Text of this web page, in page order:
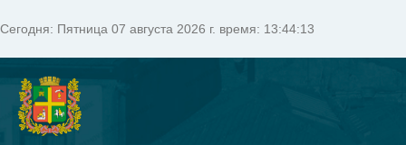
Сегодня: Пятница 07 августа 2026 г. время: 13:44:13